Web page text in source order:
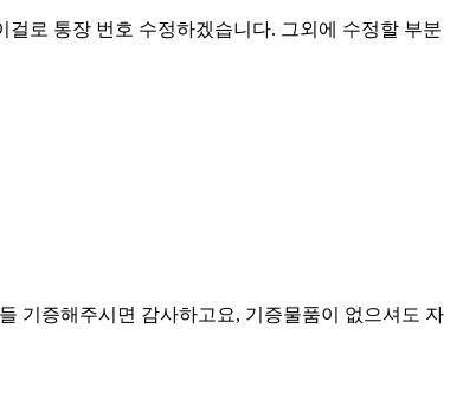
로 통장 번호 수정하겠습니다. 그외에 수정할 부분
기증해주시면 감사하고요, 기증물품이 없으셔도 자